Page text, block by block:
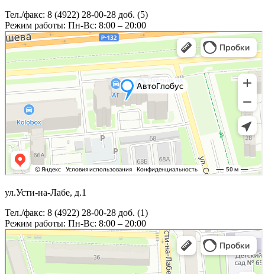
Тел./факс: 8 (4922) 28-00-28 доб. (5)
Режим работы: Пн-Вс: 8:00 – 20:00
ул.Усти-на-Лабе, д.1
Тел./факс: 8 (4922) 28-00-28 доб. (1)
Режим работы: Пн-Вс: 8:00 – 20:00